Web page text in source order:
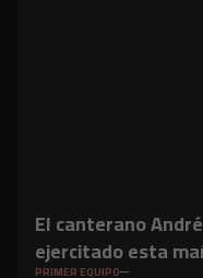
El canterano
ejercitado esta
PRIMER EQUIPO